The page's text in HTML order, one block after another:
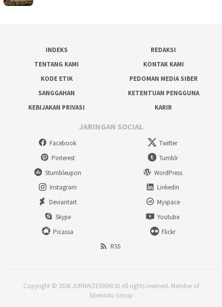
INDEKS
REDAKSI
TENTANG KAMI
KONTAK KAMI
KODE ETIK
PEDOMAN MEDIA SIBER
SANGGAHAN
KETENTUAN PENGGUNA
KEBIJAKAN PRIVASI
KARIR
JARINGAN SOCIAL
Facebook
Twitter
Pinterest
Tumblr
Stumbleupon
WordPress
Instagram
Linkedin
Deviantart
Myspace
Skype
Youtube
Picassa
Flickr
RSS
Copyright © 2026 JURNALTERKINI.ID All rights reserved. Member of
Siberindo Group